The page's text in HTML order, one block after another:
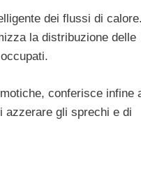
dei flussi di
la distribuzione delle
conferisce infine
azzerare gli sprechi e di